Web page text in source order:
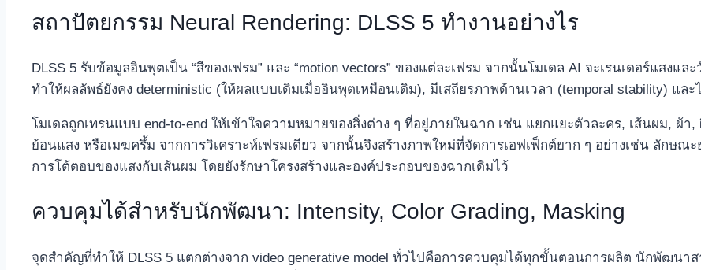
สถาปัตยกรรม Neural Rendering: DLSS 5 ทำงานอย่างไร
DLSS 5 รับข้อมูลอินพุตเป็น “สีของเฟรม” และ “motion vectors” ของแต่ละเฟรม จากนั้นโมเดล AI จะเรนเดอร์แสงแ
ทำให้ผลลัพธ์ยังคง deterministic (ให้ผลแบบเดิมเมื่ออินพุตเหมือนเดิม), มีเสถียรภาพด้านเวลา (temporal stability) แล
โมเดลถูกเทรนแบบ end‑to‑end ให้เข้าใจความหมายของสิ่งต่าง ๆ ที่อยู่ภายในฉาก เช่น แยกแยะตัวละคร, เส้นผม, ผ้
ย้อนแสง หรือเมฆครึ้ม จากการวิเคราะห์เฟรมเดียว จากนั้นจึงสร้างภาพใหม่ที่จัดการเอฟเฟ็กต์ยาก ๆ อย่างเช่น ลักษ
การโต้ตอบของแสงกับเส้นผม โดยยังรักษาโครงสร้างและองค์ประกอบของฉากเดิมไว้​
ควบคุมได้สำหรับนักพัฒนา: Intensity, Color Grading, Masking
จุดสำคัญที่ทำให้ DLSS 5 แตกต่างจาก video generative model ทั่วไปคือการควบคุมได้ทุกขั้นตอนการผลิต นักพัฒนา